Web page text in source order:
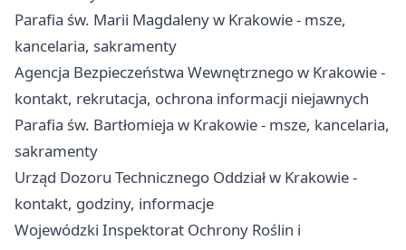
Parafia św. Marii Magdaleny w Krakowie - msze,
kancelaria, sakramenty
Agencja Bezpieczeństwa Wewnętrznego w Krakowie -
kontakt, rekrutacja, ochrona informacji niejawnych
Parafia św. Bartłomieja w Krakowie - msze, kancelaria,
sakramenty
Urząd Dozoru Technicznego Oddział w Krakowie -
kontakt, godziny, informacje
Wojewódzki Inspektorat Ochrony Roślin i